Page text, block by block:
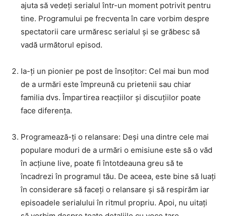
ajuta să vedeți serialul într-un moment potrivit pentru
tine. Programului pe frecventa în care vorbim despre
spectatorii care urmăresc serialul și se grăbesc să
vadă următorul episod.
Ia-ți un pionier pe post de însoțitor: Cel mai bun mod
de a urmări este împreună cu prietenii sau chiar
familia dvs. Împartirea reacțiilor și discuțiilor poate
face diferența.
Programează-ți o relansare: Deși una dintre cele mai
populare moduri de a urmări o emisiune este să o văd
în acțiune live, poate fi întotdeauna greu să te
încadrezi în programul tău. De aceea, este bine să luați
în considerare să faceți o relansare și să respirăm iar
episoadele serialului în ritmul propriu. Apoi, nu uitați